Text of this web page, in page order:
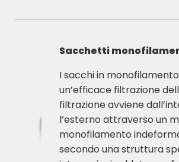
Sacchetti
I sacchi in
un’efficace filtrazione
filtrazione avviene
l’esterno attraverso un
monofilamento
secondo una struttura